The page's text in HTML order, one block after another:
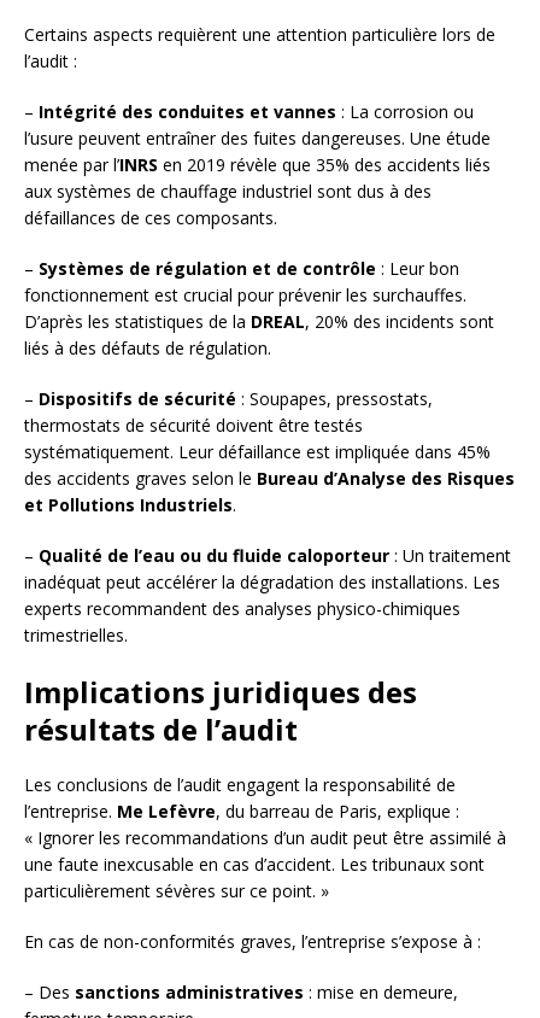
Certains aspects requièrent une attention particulière lors de
l’audit :
– Intégrité des conduites et vannes : La corrosion ou
l’usure peuvent entraîner des fuites dangereuses. Une étude
menée par l’INRS en 2019 révèle que 35% des accidents liés
aux systèmes de chauffage industriel sont dus à des
défaillances de ces composants.
– Systèmes de régulation et de contrôle : Leur bon
fonctionnement est crucial pour prévenir les surchauffes.
D’après les statistiques de la DREAL, 20% des incidents sont
liés à des défauts de régulation.
– Dispositifs de sécurité : Soupapes, pressostats,
thermostats de sécurité doivent être testés
systématiquement. Leur défaillance est impliquée dans 45%
des accidents graves selon le Bureau d’Analyse des Risques
et Pollutions Industriels.
– Qualité de l’eau ou du fluide caloporteur : Un traitement
inadéquat peut accélérer la dégradation des installations. Les
experts recommandent des analyses physico-chimiques
trimestrielles.
Implications juridiques des
résultats de l’audit
Les conclusions de l’audit engagent la responsabilité de
l’entreprise. Me Lefèvre, du barreau de Paris, explique :
« Ignorer les recommandations d’un audit peut être assimilé à
une faute inexcusable en cas d’accident. Les tribunaux sont
particulièrement sévères sur ce point. »
En cas de non-conformités graves, l’entreprise s’expose à :
– Des sanctions administratives : mise en demeure,